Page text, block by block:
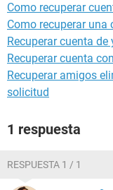
Como recuperar
Como recuperar
Recuperar cuenta
Recuperar cuenta
Recuperar amigos
solicitud
1 respuesta
RESPUESTA 1 / 1